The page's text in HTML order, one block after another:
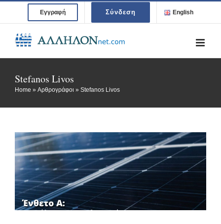
content
Εγγραφή Σύνδεση English
Stefanos Livos
Home » Αρθρογράφοι » Stefanos Livos